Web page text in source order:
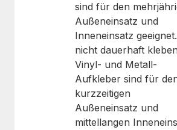
sind für den
Außeneinsatz und
Inneneinsatz
nicht dauerhaft
Vinyl- und Metall-
Aufkleber sind für
kurzzeitigen
Außeneinsatz und
mittellangen